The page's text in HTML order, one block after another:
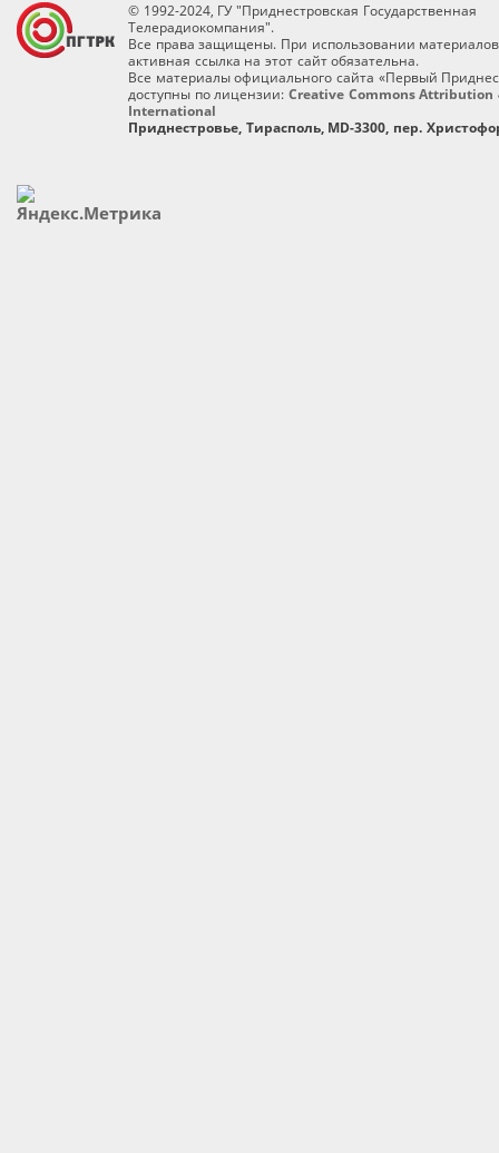
© 1992-2024, ГУ "Приднестровская Государственная
Телерадиокомпания".
Все права защищены. При использовании
активная ссылка на этот сайт обязательна.
Все материалы официального сайта «Первый
доступны по лицензии: Creative Commons Attribution
International
Приднестровье, Тирасполь, MD-3300, пер.